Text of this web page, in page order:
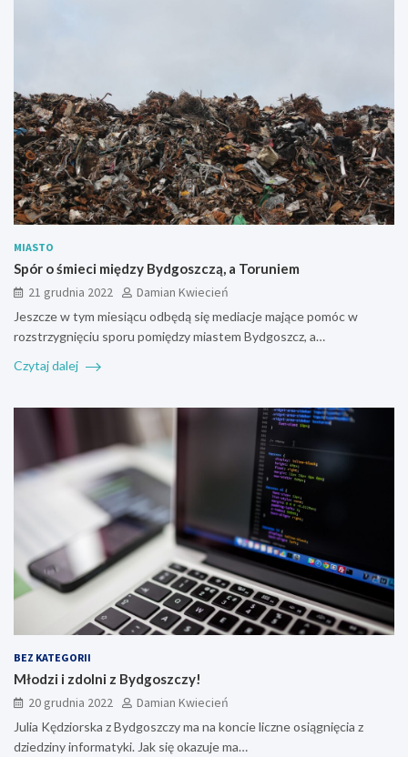
MIASTO
Spór o śmieci między Bydgoszczą, a Toruniem
21 grudnia 2022
Damian Kwiecień
Jeszcze w tym miesiącu odbędą się mediacje mające pomóc w
rozstrzygnięciu sporu pomiędzy miastem Bydgoszcz, a…
Czytaj dalej
BEZ KATEGORII
Młodzi i zdolni z Bydgoszczy!
20 grudnia 2022
Damian Kwiecień
Julia Kędziorska z Bydgoszczy ma na koncie liczne osiągnięcia z
dziedziny informatyki. Jak się okazuje ma…